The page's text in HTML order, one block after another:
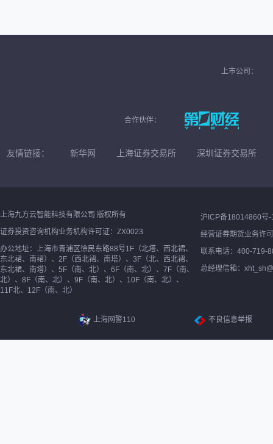
上市公司：
合作伙伴：
友情链接： 新华网 上海证券交易所 深圳证券交易所
上海九方云智能科技有限公司 版权所有
证券投资咨询机构业务机构许可证：ZX0023
办公地址：上海市青浦区徐民东路88号1F（北塔、西北裙、
东北裙、南裙）、2F（西北裙、南塔）、3F（北、西北裙、
东北裙、南塔）、5F（南、北）、6F（南、北）、7F（南、
北）、8F（南、北）、9F（南、北）、10F（南、北）、
11F北、12F（南、北）
沪ICP备18014860号-
经营证券期货业务许
联系电话：400-719-
总经理信箱：
上海网警110 不良信息举报